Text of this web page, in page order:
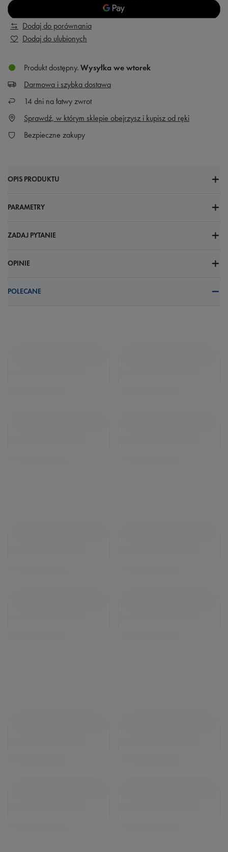
Dodaj do porównania
Dodaj do ulubionych
Produkt dostępny Wysyłka we wtorek
Darmowa i szybka dostawa
14 dni na łatwy zwrot
Sprawdź, w którym sklepie obejrzysz i kupisz od ręki
Bezpieczne zakupy
OPIS PRODUKTU
PARAMETRY
ZADAJ PYTANIE
OPINIE
POLECANE